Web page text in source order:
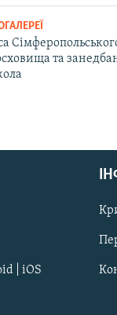
та
| iOS